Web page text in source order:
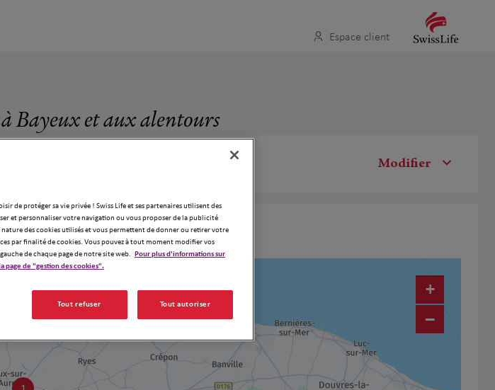
Espace client
à Bayeux et aux alentours
Modifier
Life à Bayeux
+
−
de protéger sa vie privée ! Swiss Life et ses partenaires utilisent des
et personnaliser votre navigation ou vous proposer de la publicité
des cookies utilisés et vous permettent de donner ou retirer votre
par finalité de cookies. Vous pouvez à tout moment modifier vos
de chaque page de notre site web. Pour plus d'informations sur
page de "gestion des cookies".
Tout refuser Tout autoriser